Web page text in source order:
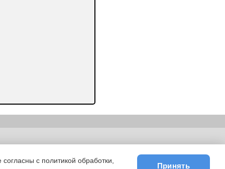
|E-mail
с политикой обработки,
Принять